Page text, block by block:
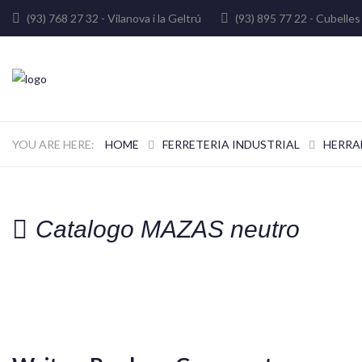
(93) 768 27 32 - Vilanova i la Geltrú (93) 895 77 22 -
HOME FERRETERIA INDUSTRIAL
Catalogo MAZAS neutro